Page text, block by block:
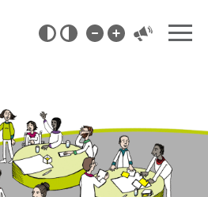
Barrierefrei-
Einstellungen
überspringen